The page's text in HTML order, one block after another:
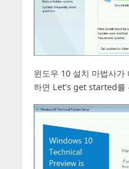
윈도우 10 설치 마법사
하면 Let’s get started를